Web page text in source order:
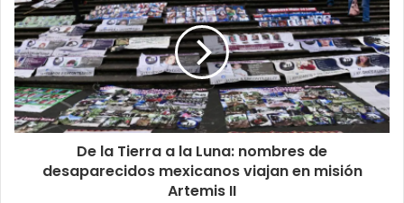
De la Tierra a la Luna: nombres de
desaparecidos mexicanos viajan en misión
Artemis II